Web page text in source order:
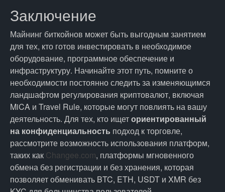
Заключение
Майнинг биткойнов может быть выгодным занятием
для тех, кто готов инвестировать в необходимое
оборудование, программное обеспечение и
инфраструктуру. Начинайте этот путь, помните о
необходимости постоянно следить за изменяющимся
ландшафтом регулирования криптовалют, включая
MiCA и Travel Rule, которые могут повлиять на вашу
деятельность. Для тех, кто ищеториентированный
на конфиденциальность подход к торговле,
рассмотрите возможность использования платформ,
таких как Changee.com, платформы мгновенного
обмена без регистрации и без хранения, которая
позволяет обменивать BTC, ETH, USDT и XMR без